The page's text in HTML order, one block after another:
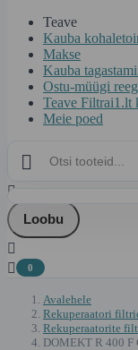
Teave
Kauba
Makse
Kauba
Ostu-müügi
Teave Filtrai1.lt
Meie poed


Loobu


0
Avalehele
Rekuperaatori
Rekuperaatorite
DOMEKT R 400